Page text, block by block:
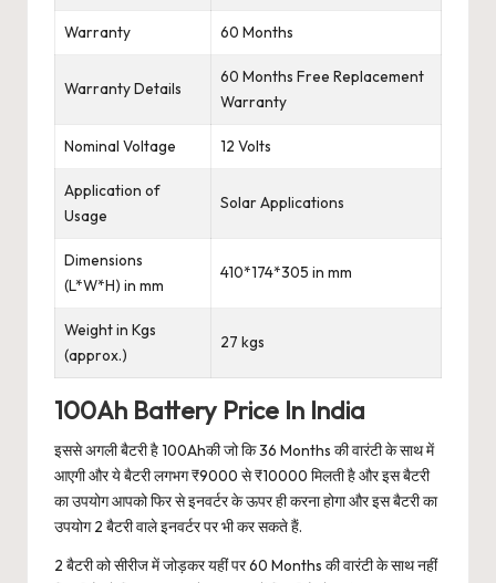
Warranty 60 Months
Warranty Details
60 Months Free Replacement
Warranty
Nominal Voltage 12 Volts
Application of
Usage
Solar Applications
Dimensions
(L*W*H) in mm
410*174*305 in mm
Weight in Kgs
(approx.)
27 kgs
100Ah Battery Price In India
इससे अगली बैटरी है 100Ahकी जो कि 36 Months की वारंटी के साथ में
आएगी और ये बैटरी लगभग ₹9000 से ₹10000 मिलती है और इस बैटरी
का उपयोग आपको फिर से इनवर्टर के ऊपर ही करना होगा और इस बैटरी का
उपयोग 2 बैटरी वाले इनवर्टर पर भी कर सकते हैं.
2 बैटरी को सीरीज में जोड़कर यहीं पर 60 Months की वारंटी के साथ नहीं